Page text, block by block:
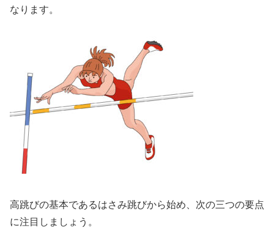
なります。
高跳びの基本であるはさみ跳びから始め、次の三つの要点
に注目しましょう。